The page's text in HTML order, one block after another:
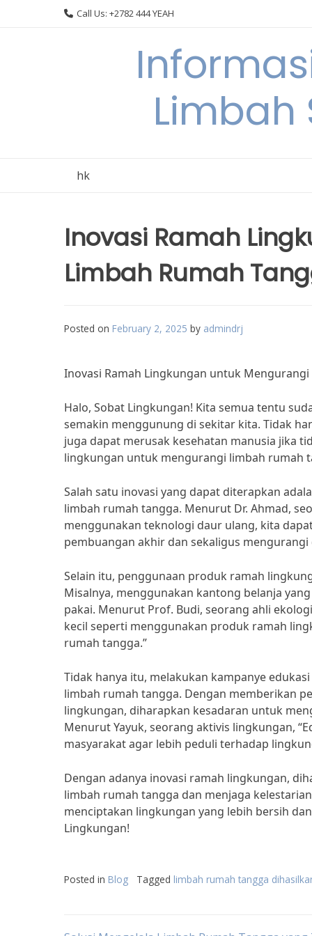
Call Us: +2782 444 YEAH
Limbah
hk
Inovasi Ramah
Limbah Rumah
Posted on February 2, 2025 by admindrj
Inovasi Ramah Lingkungan untuk Mengurangi
Halo, Sobat Lingkungan! Kita semua tentu
semakin menggunung di sekitar kita. Tidak
juga dapat merusak kesehatan manusia jika
lingkungan untuk mengurangi limbah rumah
Salah satu inovasi yang dapat diterapkan
limbah rumah tangga. Menurut Dr. Ahmad,
menggunakan teknologi daur ulang, kita
pembuangan akhir dan sekaligus
Selain itu, penggunaan produk ramah
Misalnya, menggunakan kantong belanja
pakai. Menurut Prof. Budi, seorang ahli
kecil seperti menggunakan produk ramah
rumah tangga.”
Tidak hanya itu, melakukan kampanye
limbah rumah tangga. Dengan memberikan
lingkungan, diharapkan kesadaran untuk
Menurut Yayuk, seorang aktivis lingkungan,
masyarakat agar lebih peduli terhadap
Dengan adanya inovasi ramah lingkungan,
limbah rumah tangga dan menjaga
menciptakan lingkungan yang lebih bersih
Lingkungan!
Posted in Blog Tagged limbah rumah tangga